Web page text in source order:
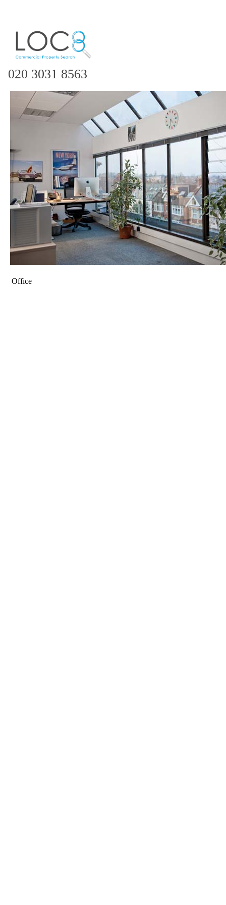
020 3031 8563
Office